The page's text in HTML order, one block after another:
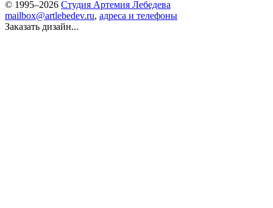
© 1995–2026 Студия Артемия Лебедева
mailbox@artlebedev.ru, адреса и телефоны
Заказать дизайн...